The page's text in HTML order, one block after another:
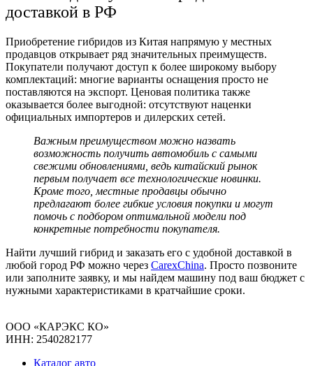
доставкой в РФ
Приобретение гибридов из Китая напрямую у местных
продавцов открывает ряд значительных преимуществ.
Покупатели получают доступ к более широкому выбору
комплектаций: многие варианты оснащения просто не
поставляются на экспорт. Ценовая политика также
оказывается более выгодной: отсутствуют наценки
официальных импортеров и дилерских сетей.
Важным преимуществом можно назвать
возможность получить автомобиль с самыми
свежими обновлениями, ведь китайский рынок
первым получает все технологические новинки.
Кроме того, местные продавцы обычно
предлагают более гибкие условия покупки и могут
помочь с подбором оптимальной модели под
конкретные потребности покупателя.
Найти лучший гибрид и заказать его с удобной доставкой в
любой город РФ можно через CarexChina. Просто позвоните
или заполните заявку, и мы найдем машину под ваш бюджет с
нужными характеристиками в кратчайшие сроки.
ООО «КАРЭКС КО»
ИНН: 2540282177
Каталог авто